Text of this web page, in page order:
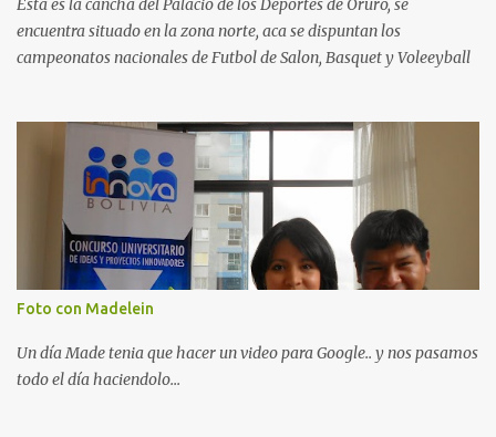
Esta es la cancha del Palacio de los Deportes de Oruro, se
encuentra situado en la zona norte, aca se dispuntan los
campeonatos nacionales de Futbol de Salon, Basquet y Voleeyball
Foto con Madelein
Un día Made tenia que hacer un video para Google.. y nos pasamos
todo el día haciendolo...